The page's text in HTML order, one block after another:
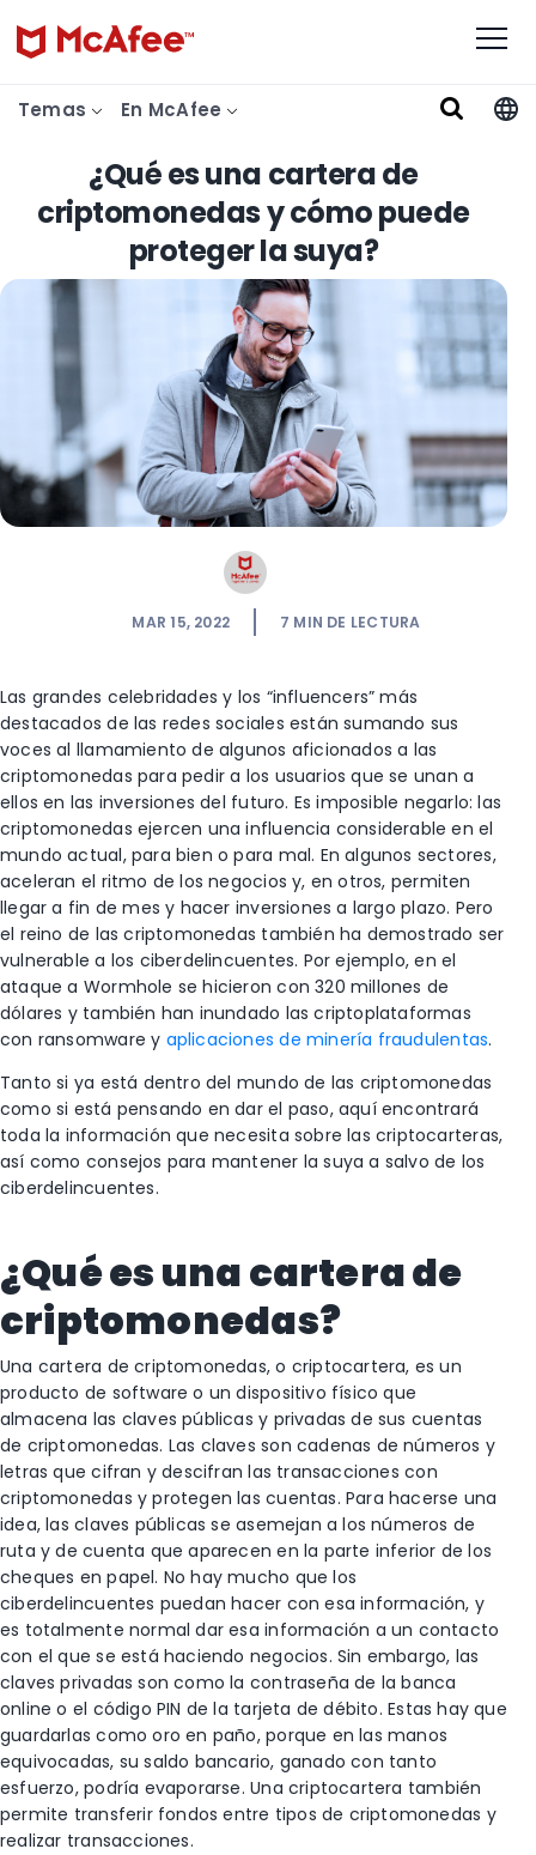
Temas En McAfee
¿Qué es una cartera de
criptomonedas y cómo puede
proteger la suya?
MAR 15, 2022 7 MIN DE LECTURA
Las grandes celebridades y los “influencers” más
destacados de las redes sociales están sumando sus
voces al llamamiento de algunos aficionados a las
criptomonedas para pedir a los usuarios que se unan a
ellos en las inversiones del futuro. Es imposible negarlo: las
criptomonedas ejercen una influencia considerable en el
mundo actual, para bien o para mal. En algunos sectores,
aceleran el ritmo de los negocios y, en otros, permiten
llegar a fin de mes y hacer inversiones a largo plazo. Pero
el reino de las criptomonedas también ha demostrado ser
vulnerable a los ciberdelincuentes. Por ejemplo, en el
ataque a Wormhole se hicieron con 320 millones de
dólares y también han inundado las criptoplataformas
con ransomware y aplicaciones de minería fraudulentas.
Tanto si ya está dentro del mundo de las criptomonedas
como si está pensando en dar el paso, aquí encontrará
toda la información que necesita sobre las criptocarteras,
así como consejos para mantener la suya a salvo de los
ciberdelincuentes.
¿Qué es una cartera de
criptomonedas?
Una cartera de criptomonedas, o criptocartera, es un
producto de software o un dispositivo físico que
almacena las claves públicas y privadas de sus cuentas
de criptomonedas. Las claves son cadenas de números y
letras que cifran y descifran las transacciones con
criptomonedas y protegen las cuentas. Para hacerse una
idea, las claves públicas se asemejan a los números de
ruta y de cuenta que aparecen en la parte inferior de los
cheques en papel. No hay mucho que los
ciberdelincuentes puedan hacer con esa información, y
es totalmente normal dar esa información a un contacto
con el que se está haciendo negocios. Sin embargo, las
claves privadas son como la contraseña de la banca
online o el código PIN de la tarjeta de débito. Estas hay que
guardarlas como oro en paño, porque en las manos
equivocadas, su saldo bancario, ganado con tanto
esfuerzo, podría evaporarse. Una criptocartera también
permite transferir fondos entre tipos de criptomonedas y
realizar transacciones.